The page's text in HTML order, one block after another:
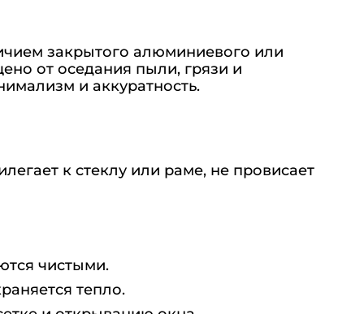
закрытого алюминиевого или
от оседания пыли, грязи и
и аккуратность.
к стеклу или раме, не провисает
чистыми.
тепло.